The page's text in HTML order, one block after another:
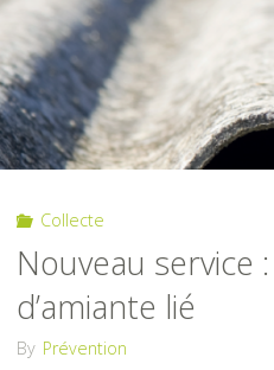
Collecte
Nouveau service
d’amiante lié
By Prévention